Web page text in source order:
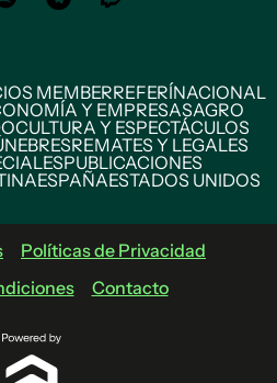
MEMBERREFERÍNACIONAL
Y EMPRESASAGRO
CULTURA Y ESPECTÁCULOS
REMATES Y LEGALES
PUBLICACIONES
ESPAÑAESTADOS UNIDOS
Políticas de Privacidad
Contacto